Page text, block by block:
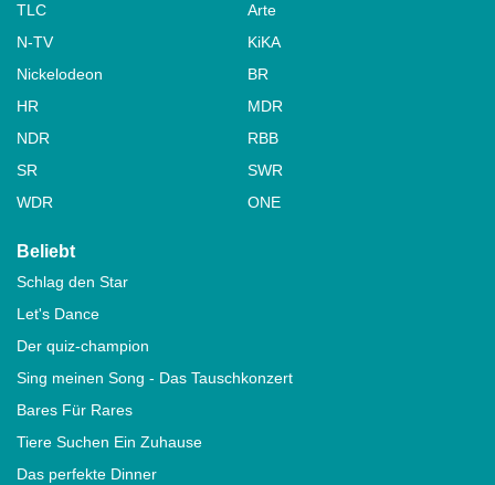
TLC
Arte
N-TV
KiKA
Nickelodeon
BR
HR
MDR
NDR
RBB
SR
SWR
WDR
ONE
Beliebt
Schlag den Star
Let's Dance
Der quiz-champion
Sing meinen Song - Das Tauschkonzert
Bares Für Rares
Tiere Suchen Ein Zuhause
Das perfekte Dinner